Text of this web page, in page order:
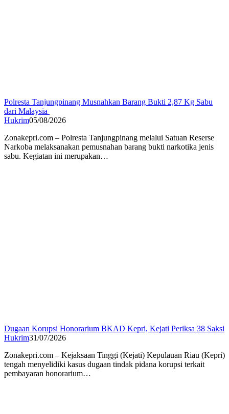
Polresta Tanjungpinang Musnahkan Barang Bukti 2,87 Kg Sabu
dari Malaysia
Hukrim05/08/2026
Zonakepri.com – Polresta Tanjungpinang melalui Satuan Reserse
Narkoba melaksanakan pemusnahan barang bukti narkotika jenis
sabu. Kegiatan ini merupakan…
Dugaan Korupsi Honorarium BKAD Kepri, Kejati Periksa 38 Saksi
Hukrim31/07/2026
Zonakepri.com – Kejaksaan Tinggi (Kejati) Kepulauan Riau (Kepri)
tengah menyelidiki kasus dugaan tindak pidana korupsi terkait
pembayaran honorarium…